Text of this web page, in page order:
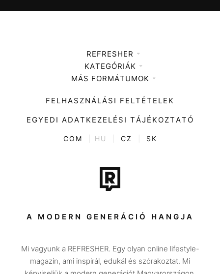
REFRESHER
Médiaajánlat
KATEGÓRIÁK
Zene
Divat
Kultúra
ENTR
Tech-Tudomány
Sport
Társadalom
Utazás
Életmód
MÁS FORMÁTUMOK
FELHASZNÁLÁSI FELTÉTELEK
EGYEDI ADATKEZELÉSI TÁJÉKOZTATÓ
COM HU CZ SK
A MODERN GENERÁCIÓ HANGJA
Mi vagyunk a REFRESHER. Egy olyan online lifestyle-
magazin, ami inspirál, edukál és szórakoztat. Mi